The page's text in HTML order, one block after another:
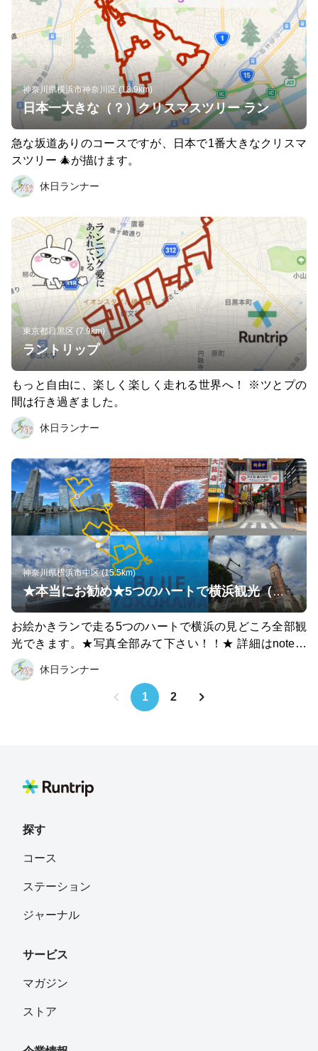
神奈川県横浜市神奈川区 (13.9km)
日本一大きな（？）クリスマスツリー ラン
急な坂道ありのコースですが、日本で1番大きなクリスマ
スツリー 🎄が描けます。
休日ランナー
東京都目黒区 (7.9km)
ラントリップ
もっと自由に、楽しく楽しく走れる世界へ！ ※ツとプの
間は行き過ぎました。
休日ランナー
神奈川県横浜市中区 (15.5km)
★本当にお勧め★5つのハートで横浜観光（完全版）
お絵かきランで走る5つのハートで横浜の見どころ全部観
光できます。★写真全部みて下さい！！★ 詳細はnoteで
確認下さい。文章と写真を一緒にみて下さい！ ↓↓↓↓↓↓↓↓↓
↓↓↓↓↓↓↓↓↓↓↓↓ https://note.com/holiday_runner/n/nddaa35d
ート／元町・中華街エリア 3つ目のハート／横濱山手エリ
休日ランナー
1 2
探す
コース
ステーション
ジャーナル
サービス
マガジン
ストア